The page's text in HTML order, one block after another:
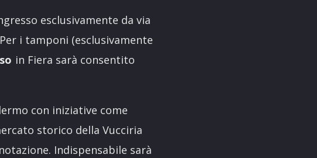
esclusivamente da via
i tamponi (esclusivamente
in Fiera sarà consentito
con iniziative come
storico della Vucciria
Indispensabile sarà